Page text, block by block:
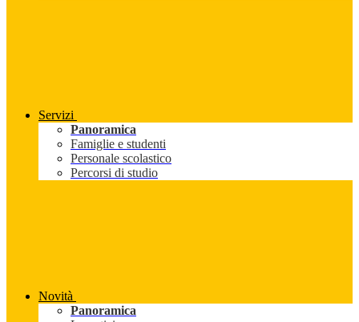
Servizi
Panoramica
Famiglie e studenti
Personale scolastico
Percorsi di studio
Novità
Panoramica